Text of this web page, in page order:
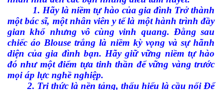
1. Hãy là niềm tự hào của gia đình Trở thành
một bác sĩ, một nhân viên y tế là một hành trình đầy
gian khổ nhưng vô cùng vinh quang. Đằng sau
chiếc áo Blouse trắng là niềm kỳ vọng và sự hãnh
diện của gia đình bạn. Hãy giữ vững niềm tự hào
đó như một điểm tựa tinh thần để vững vàng trước
mọi áp lực nghề nghiệp.
2. Tri thức là nền tảng, thấu hiểu là cầu nối Để